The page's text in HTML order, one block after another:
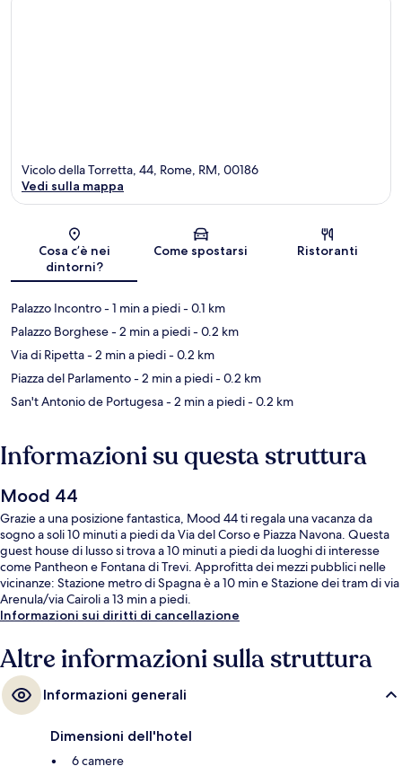
Mappa
Vicolo della Torretta, 44, Rome, RM, 00186
Vedi sulla mappa
Cosa c’è nei
dintorni?
Come spostarsi Ristoranti
Palazzo Incontro- 1 min a piedi- 0.1 km
Palazzo Borghese- 2 min a piedi- 0.2 km
Via di Ripetta- 2 min a piedi- 0.2 km
Piazza del Parlamento- 2 min a piedi- 0.2 km
San't Antonio de Portugesa- 2 min a piedi- 0.2 km
Informazioni su questa struttura
Mood 44
Grazie a una posizione fantastica, Mood 44 ti regala una vacanza da
sogno a soli 10 minuti a piedi da Via del Corso e Piazza Navona. Questa
guest house di lusso si trova a 10 minuti a piedi da luoghi di interesse
come Pantheon e Fontana di Trevi. Approfitta dei mezzi pubblici nelle
vicinanze: Stazione metro di Spagna è a 10 min e Stazione dei tram di via
Arenula/via Cairoli a 13 min a piedi.
Informazioni sui diritti di cancellazione
Altre informazioni sulla struttura
Informazioni generali
Dimensioni dell'hotel
6 camere